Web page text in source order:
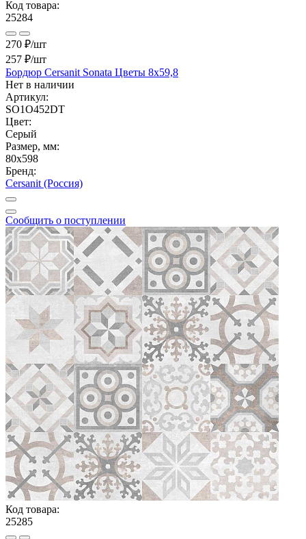
Код товара:
25284
270 ₽/шт
257 ₽/шт
Бордюр Cersanit Sonata Цветы 8x59,8
Нет в наличии
Артикул:
SO1O452DT
Цвет:
Серый
Размер, мм:
80x598
Бренд:
Cersanit (Россия)
Сообщить о поступлении
Код товара:
25285